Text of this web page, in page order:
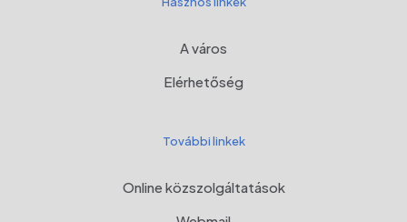
A város
Elérhetőség
További linkek
Online közszolgáltatások